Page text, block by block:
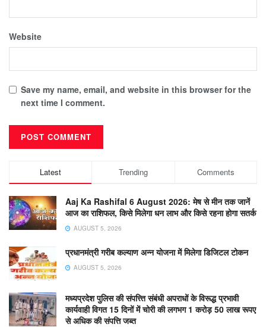
Website
Save my name, email, and website in this browser for the
next time I comment.
Latest Trending Comments
Aaj Ka Rashifal 6 August 2026: मेष से मीन तक जानें
आज का राशिफल, किसे मिलेगा धन लाभ और किसे रहना होगा सतर्क
AUGUST 5, 2026
प्रधानमंत्री गरीब कल्याण अन्न योजना में मिलेगा डिजिटल टोकन
AUGUST 5, 2026
मध्यप्रदेश पुलिस की संपत्त्ति संबंधी अपराधों के विरूद्ध प्रभावी
कार्यवाही विगत 15 दिनों में चोरी की लगभग 1 करोड़ 50 लाख रूपए
से अधिक की संपत्ति जब्‍त